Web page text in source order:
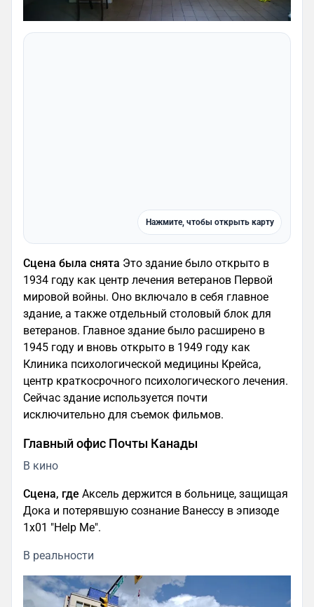
Нажмите, чтобы открыть карту
Сцена была снята Это здание было открыто в
1934 году как центр лечения ветеранов Первой
мировой войны. Оно включало в себя главное
здание, а также отдельный столовый блок для
ветеранов. Главное здание было расширено в
1945 году и вновь открыто в 1949 году как
Клиника психологической медицины Крейса,
центр краткосрочного психологического лечения.
Сейчас здание используется почти
исключительно для съемок фильмов.
Главный офис Почты Канады
В кино
Сцена, где Аксель держится в больнице, защищая
Дока и потерявшую сознание Ванессу в эпизоде
1x01 "Help Me".
В реальности